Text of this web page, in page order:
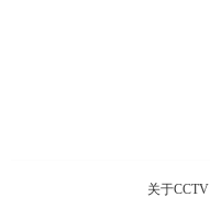
关于CCTV